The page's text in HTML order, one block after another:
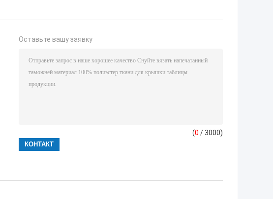
Оставьте вашу заявку
(0 / 3000)